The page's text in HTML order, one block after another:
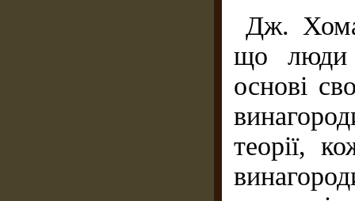
Дж.
що люди
основі
теорії,